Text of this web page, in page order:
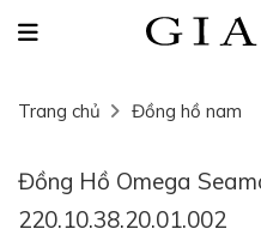
Trang chủ Đồng hồ nam
Đồng Hồ Omega
220.10.38.20.01.002